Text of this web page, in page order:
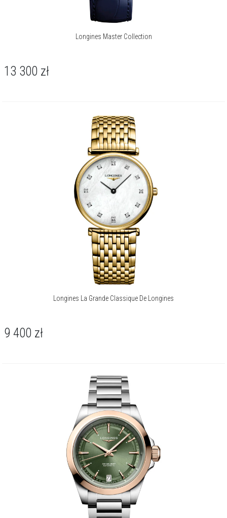
Longines Master Collection
13 300 zł
Longines La Grande Classique De Longines
9 400 zł